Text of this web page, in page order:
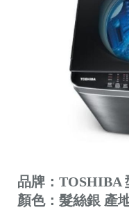
品牌：TOSHIBA
顏色：髮絲銀 產